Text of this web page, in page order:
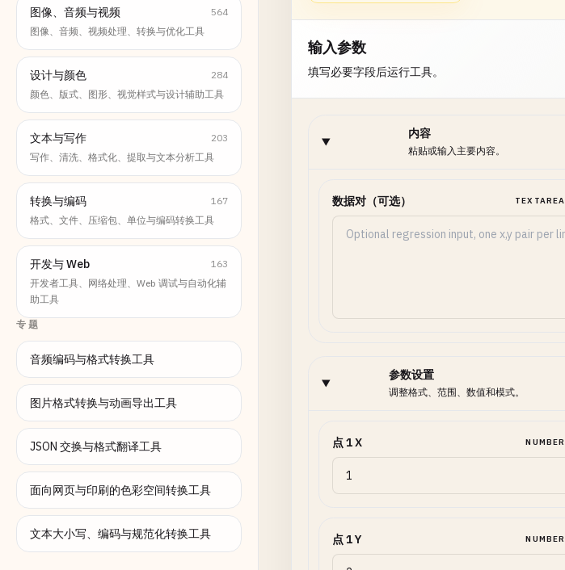
图像、音频与视频
564
图像、音频、视频处理、转换与优化工具
设计与颜色
284
颜色、版式、图形、视觉样式与设计辅助工具
文本与写作
203
写作、清洗、格式化、提取与文本分析工具
转换与编码
167
格式、文件、压缩包、单位与编码转换工具
开发与 Web
163
开发者工具、网络处理、Web 调试与自动化辅
助工具
专题
音频编码与格式转换工具
图片格式转换与动画导出工具
JSON 交换与格式翻译工具
面向网页与印刷的色彩空间转换工具
文本大小写、编码与规范化转换工具
输入参数
填写必要字段后运行工具。
内容
粘贴或输入主要内容。
数据对（可选） TEXTAREA
参数设置
调整格式、范围、数值和模式。
点 1 X NUMBER
点 1 Y NUMBER